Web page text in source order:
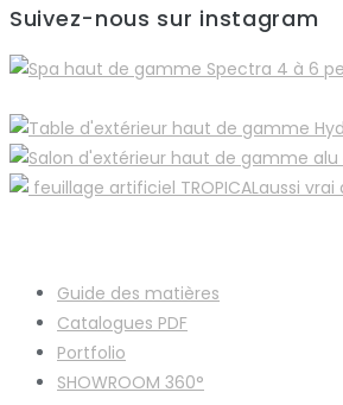
Suivez-nous sur instagram
Guide des matières
Catalogues PDF
Portfolio
SHOWROOM 360°